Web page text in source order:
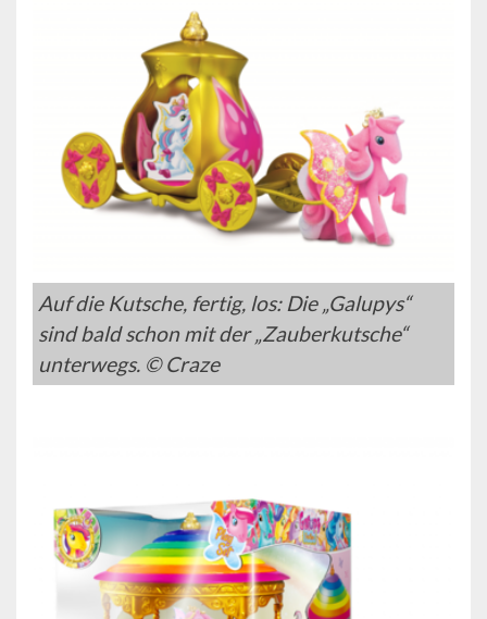
Auf die Kutsche, fertig, los: Die „Galupys“
sind bald schon mit der „Zauberkutsche“
unterwegs. © Craze